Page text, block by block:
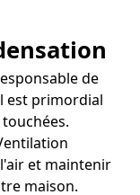
de
est primordial
et maintenir
maison.